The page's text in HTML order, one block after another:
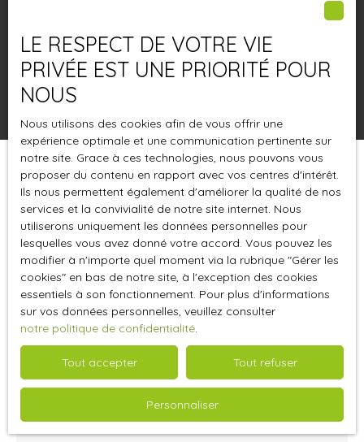
Surface min (m²)
Pertinence
Trier par Créer une alerte
Vendu
LE RESPECT DE VOTRE VIE
PRIVÉE EST UNE PRIORITÉ POUR
NOUS
Nous utilisons des cookies afin de vous offrir une
expérience optimale et une communication pertinente sur
notre site. Grace à ces technologies, nous pouvons vous
proposer du contenu en rapport avec vos centres d'intérêt.
Ils nous permettent également d'améliorer la qualité de nos
services et la convivialité de notre site internet. Nous
utiliserons uniquement les données personnelles pour
lesquelles vous avez donné votre accord. Vous pouvez les
modifier à n'importe quel moment via la rubrique ″Gérer les
cookies″ en bas de notre site, à l'exception des cookies
essentiels à son fonctionnement. Pour plus d'informations
sur vos données personnelles, veuillez consulter
notre politique de confidentialité.
Tout accepter Tout refuser
Personnaliser